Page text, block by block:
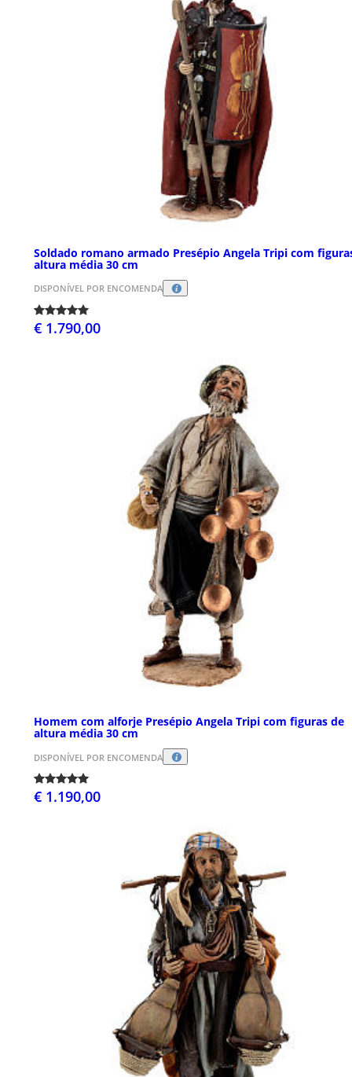
Soldado romano armado Presépio Angela Tripi com
altura média 30 cm
DISPONÍVEL POR ENCOMENDA
€ 1.790,00
Homem com alforje Presépio Angela Tripi com figuras de
altura média 30 cm
DISPONÍVEL POR ENCOMENDA
€ 1.190,00